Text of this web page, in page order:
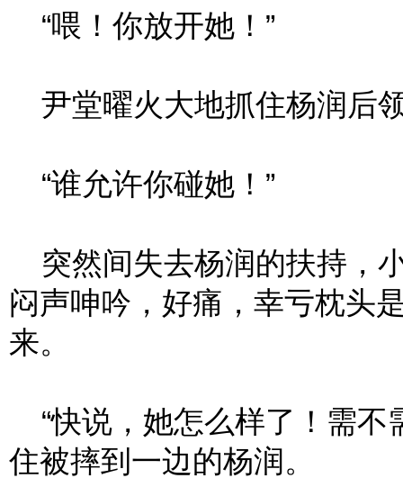
“喂！你放开她！”
尹堂曜火大地抓住杨润后
“谁允许你碰她！”
突然间失去杨润的扶持，
闷声呻吟，好痛，幸亏枕头
来。
“快说，她怎么样了！需不
住被摔到一边的杨润。